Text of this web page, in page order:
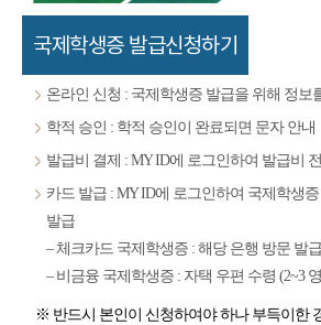
국제학생증 발급신청하기
온라인 신청 : 국제학생증 발급을 위해 정보
학적 승인 : 학적 승인이 완료되면 문자 안내
발급비 결제 : MY ID에 로그인하여 발급비
카드 발급 : MY ID에 로그인하여 국제학생
발급
– 체크카드 국제학생증 : 해당 은행 방문 발
– 비금융 국제학생증 : 자택 우편 수령 (2~3
※ 반드시 본인이 신청하여야 하나 부득이한